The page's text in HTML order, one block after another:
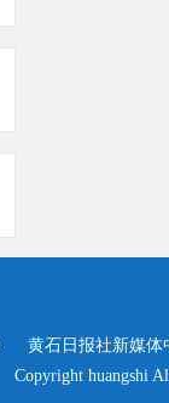
黄石日报社新媒体
Copyright huangshi